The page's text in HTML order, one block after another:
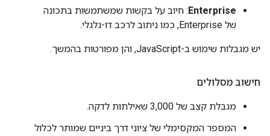
Enterprise : חיוב על בקשות שמשתמשות בתכונה
של Enterprise, כמו ניתוב לרכב דו-גלגלי.
יש מגבלות שימוש ב-JavaScript, והן מפורטות בהמשך.
חישוב מסלולים
מגבלת קצב של 3,000 שאילתות לדקה.
המספר המקסימלי של ציוני דרך ביניים שמותר לכלול